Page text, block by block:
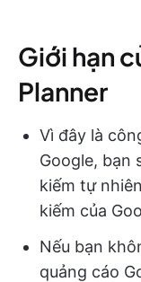
Giới hạn
Planner
Vì đây là
Google, bạn
kiếm tự
kiếm của
Nếu bạn
quảng cáo